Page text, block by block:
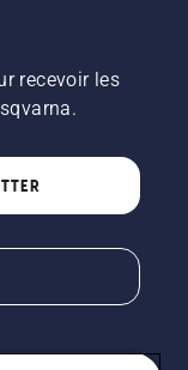
recevoir les